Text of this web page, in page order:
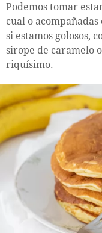
Podemos tomar
cual o
si estamos golosos,
sirope de caramelo
riquísimo.